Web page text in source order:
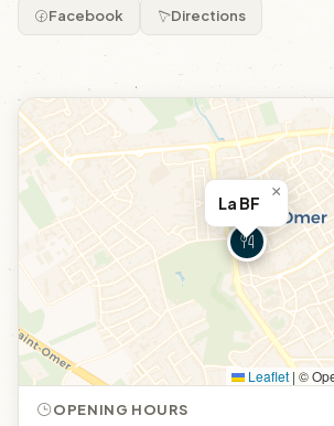
Facebook Directions
La BF
×
Leaflet | ©
OPENING HOURS